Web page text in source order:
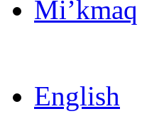
Mi’kmaq
English